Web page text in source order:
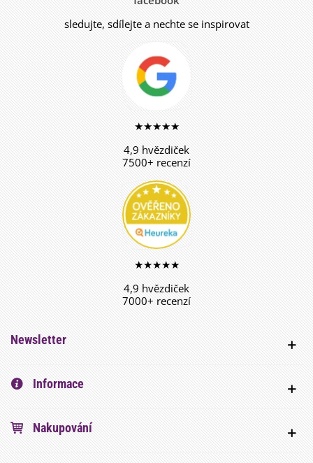
sledujte, sdílejte a nechte se inspirovat
★★★★★
4,9 hvězdiček
7500+ recenzí
★★★★★
4,9 hvězdiček
7000+ recenzí
Newsletter
Informace
Nakupování